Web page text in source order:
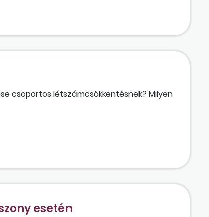
csoportos létszámcsökkentésnek? Milyen
esetén